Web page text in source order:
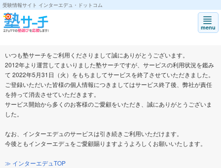
受験情報サイト インターエデュ・ドットコム
進学塾や予備校の口コミ・評判ならインターエデュの「塾サーチ」|インター
menu
いつも塾サーチをご利用くださりまして誠にありがとうございます。
2012年より運営してまいりました塾サーチですが、サービスの利用状況を鑑み
て 2022年5月31日（火）をもちましてサービスを終了させていただきました。
ご登録いただいた皆様の個人情報につきましてはサービス終了後、弊社が責任
を持って消去させていただきます。
サービス開始から多くのお客様のご愛顧をいただき、誠にありがとうございま
した。
なお、インターエデュのサービスは引き続きご利用いただけます。
今後ともインターエデュをご愛顧賜りますようよろしくお願いいたします。
≫ インターエデュTOP